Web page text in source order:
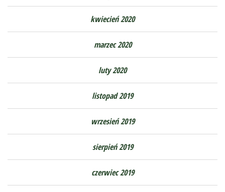
kwiecień 2020
marzec 2020
luty 2020
listopad 2019
wrzesień 2019
sierpień 2019
czerwiec 2019